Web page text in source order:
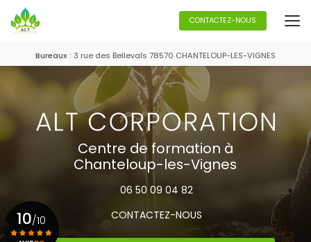
au
contenu
Bureaux : 3 rue des Bellevals 78570 CHANTELOUP-LES-VIGNES
CONTACTEZ-NOUS
Centre de formation à
Chanteloup-les-Vignes
06 50 09 04 82
CONTACTEZ-NOUS
10/10